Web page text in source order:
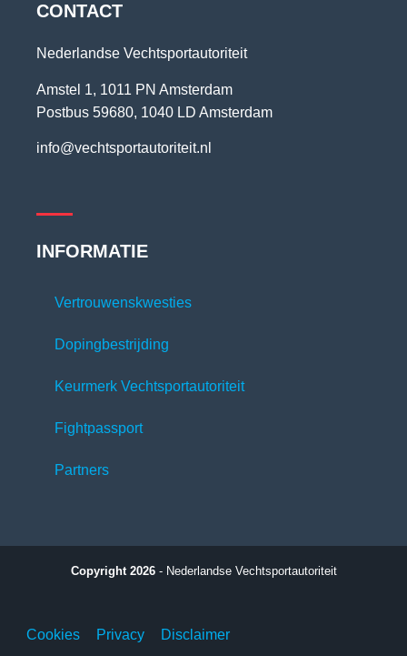
CONTACT
Nederlandse Vechtsportautoriteit
Amstel 1, 1011 PN Amsterdam
Postbus 59680, 1040 LD Amsterdam
info@vechtsportautoriteit.nl
INFORMATIE
Vertrouwenskwesties
Dopingbestrijding
Keurmerk Vechtsportautoriteit
Fightpassport
Partners
Copyright 2026- Nederlandse Vechtsportautoriteit
Cookies Privacy Disclaimer